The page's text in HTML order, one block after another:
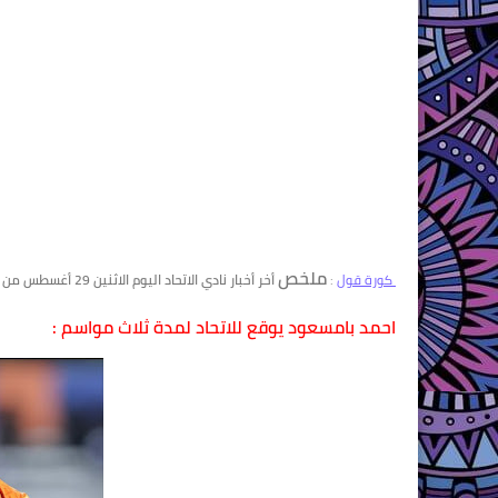
كورة قول:ملخصأخر أخبار نادي الاتحاد اليوم الاثنين 29 أغسطس من الصحف والمواقع الرسمية الموثوقة
احمد بامسعود يوقع للاتحاد لمدة ثلاث مواسم :